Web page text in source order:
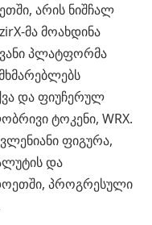
არის ნიშჩალ
მა მოახდინა
პლატფორმა
და ფიუჩერულ
ტოკენი, WRX.
ფიგურა,
და
პროგრესული